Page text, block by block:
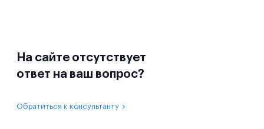
На сайте отсутствует
ответ на ваш вопрос?
Обратиться к консультанту